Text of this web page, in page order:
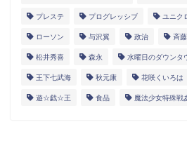
プレステ プログレッシブ ユニク
ローソン 与沢翼 政治 斉
松井秀喜 森永 水曜日のダウンタ
王下七武海 秋元康 花咲くいろは
遊☆戯☆王 食品 魔法少女特殊戦